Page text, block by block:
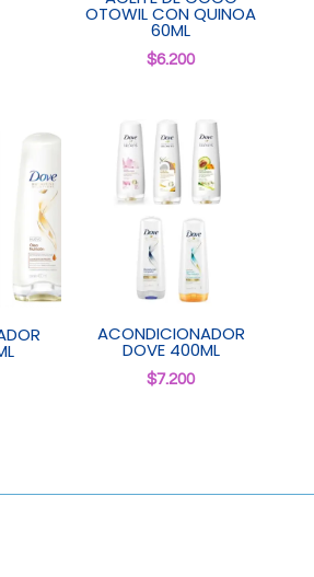
OTOWIL CON QUINOA
60ML
$6.200
ACONDICIONADOR
DOVE 400ML
$7.200